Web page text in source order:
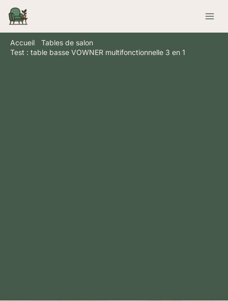
Aller
contenu
Accueil
Tables de salon
Test : table basse VOWNER multifonctionnelle 3 en 1
Rechercher